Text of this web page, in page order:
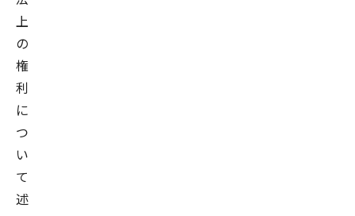
上
の
権
利
に
つ
い
て
述